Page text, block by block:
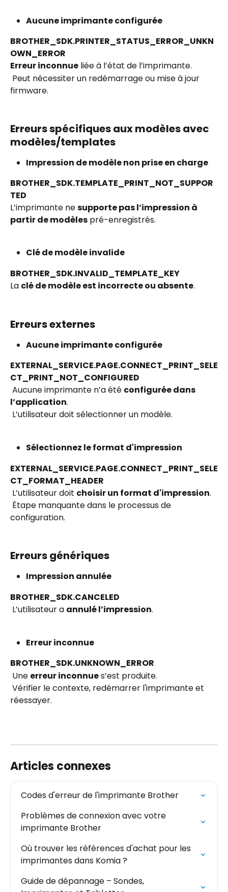
Aucune imprimante configurée
BROTHER_SDK.PRINTER_STATUS_ERROR_UNKN
OWN_ERROR
Erreur inconnue liée à l’état de l’imprimante.
firmware.
Erreurs spécifiques aux modèles avec
modèles/templates
Impression de modèle non prise en charge
BROTHER_SDK.TEMPLATE_PRINT_NOT_SUPPOR
TED
L’imprimante ne supporte pas l’impression à
partir de modèles pré-enregistrés.
Clé de modèle invalide
BROTHER_SDK.INVALID_TEMPLATE_KEY
La clé de modèle est incorrecte ou absente.
Erreurs externes
Aucune imprimante configurée
EXTERNAL_SERVICE.PAGE.CONNECT_PRINT_SELE
CT_PRINT_NOT_CONFIGURED
Aucune imprimante n’a été configurée dans
l’application.
L’utilisateur doit sélectionner un modèle.
Sélectionnez le format d'impression
EXTERNAL_SERVICE.PAGE.CONNECT_PRINT_SELE
CT_FORMAT_HEADER
L’utilisateur doit choisir un format d'impression.
configuration.
Erreurs génériques
Impression annulée
BROTHER_SDK.CANCELED
L’utilisateur a annulé l’impression.
Erreur inconnue
BROTHER_SDK.UNKNOWN_ERROR
Une erreur inconnue s’est produite.
réessayer.
Articles connexes
Codes d'erreur de l'imprimante Brother
Problèmes de connexion avec votre
imprimante Brother
Où trouver les références d'achat pour les
imprimantes dans Komia ?
Guide de dépannage – Sondes,